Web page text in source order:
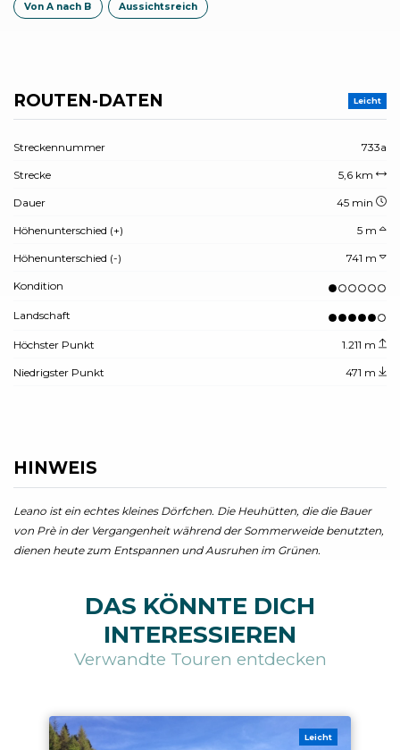
Von A nach B Aussichtsreich
ROUTEN-DATEN Leicht
Streckennummer 733a
Strecke 5,6 km
Dauer 45 min
Höhenunterschied (+) 5 m
Höhenunterschied (-) 741 m
Kondition
Landschaft
Höchster Punkt 1.211 m
Niedrigster Punkt 471 m
HINWEIS
Leano ist ein echtes kleines Dörfchen. Die Heuhütten, die die Bauer
von Prè in der Vergangenheit während der Sommerweide benutzten,
dienen heute zum Entspannen und Ausruhen im Grünen.
DAS KÖNNTE DICH
INTERESSIEREN
Verwandte Touren entdecken
Leicht